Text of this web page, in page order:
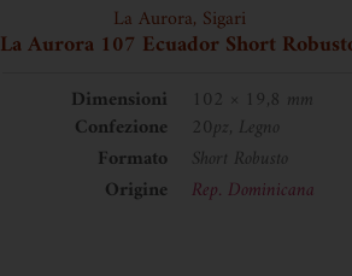
La Aurora, Sigari
La Aurora 107 Ecuador Short
Dimensioni
102 × 19,8 mm
Confezione
20pz, Legno
Formato
Short Robusto
Origine
Rep. Dominicana